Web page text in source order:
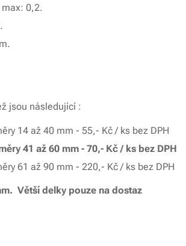
max: 0,2.
jsou následující :
14 až 40 mm - 55,- Kč / ks bez DPH
41 až 60 mm - 70,- Kč / ks bez DPH
61 až 90 mm - 220,- Kč / ks bez DPH
Větší delky pouze na dostaz